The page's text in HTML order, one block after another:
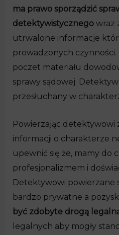
ma prawo sporządzić
detektywistycznegowraz
utrwalone informacje
prowadzonych czynności.
poczet materiału
sprawy sądowej.
przesłuchany w
Powierzając detektywowi
informacji o charakterze
upewnić się że, mamy do
profesjonalizmem i
Detektywowi powierzane
bardzo prywatne a
być zdobyte drogą
legalnych aby mogły